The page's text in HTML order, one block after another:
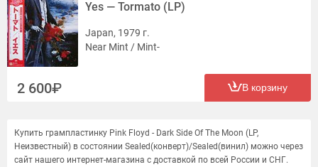
Yes — Tormato (LP)
Japan, 1979 г.
Near Mint / Mint-
2 600 В корзину
Купить грампластинку Pink Floyd - Dark Side Of The Moon (LP,
Неизвестный) в состоянии Sealed(конверт)/Sealed(винил) можно через
сайт нашего интернет-магазина с доставкой по всей России и СНГ.